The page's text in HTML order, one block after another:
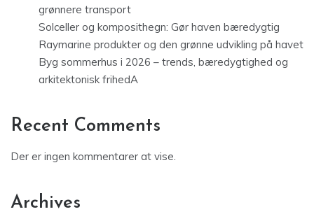
grønnere transport
Solceller og komposithegn: Gør haven bæredygtig
Raymarine produkter og den grønne udvikling på havet
Byg sommerhus i 2026 – trends, bæredygtighed og
arkitektonisk frihedA
Recent Comments
Der er ingen kommentarer at vise.
Archives